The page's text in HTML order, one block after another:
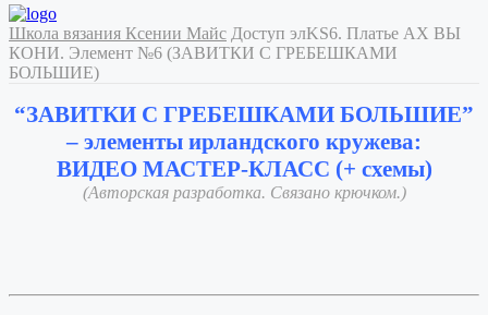
Школа вязания Ксении Майс Доступ элKS6. Платье АХ ВЫ
КОНИ. Элемент №6 (ЗАВИТКИ С ГРЕБЕШКАМИ
БОЛЬШИЕ)
“ЗАВИТКИ С ГРЕБЕШКАМИ БОЛЬШИЕ”
– элементы ирландского кружева:
ВИДЕО МАСТЕР-КЛАСС (+ схемы)
(Авторская разработка. Связано крючком.)